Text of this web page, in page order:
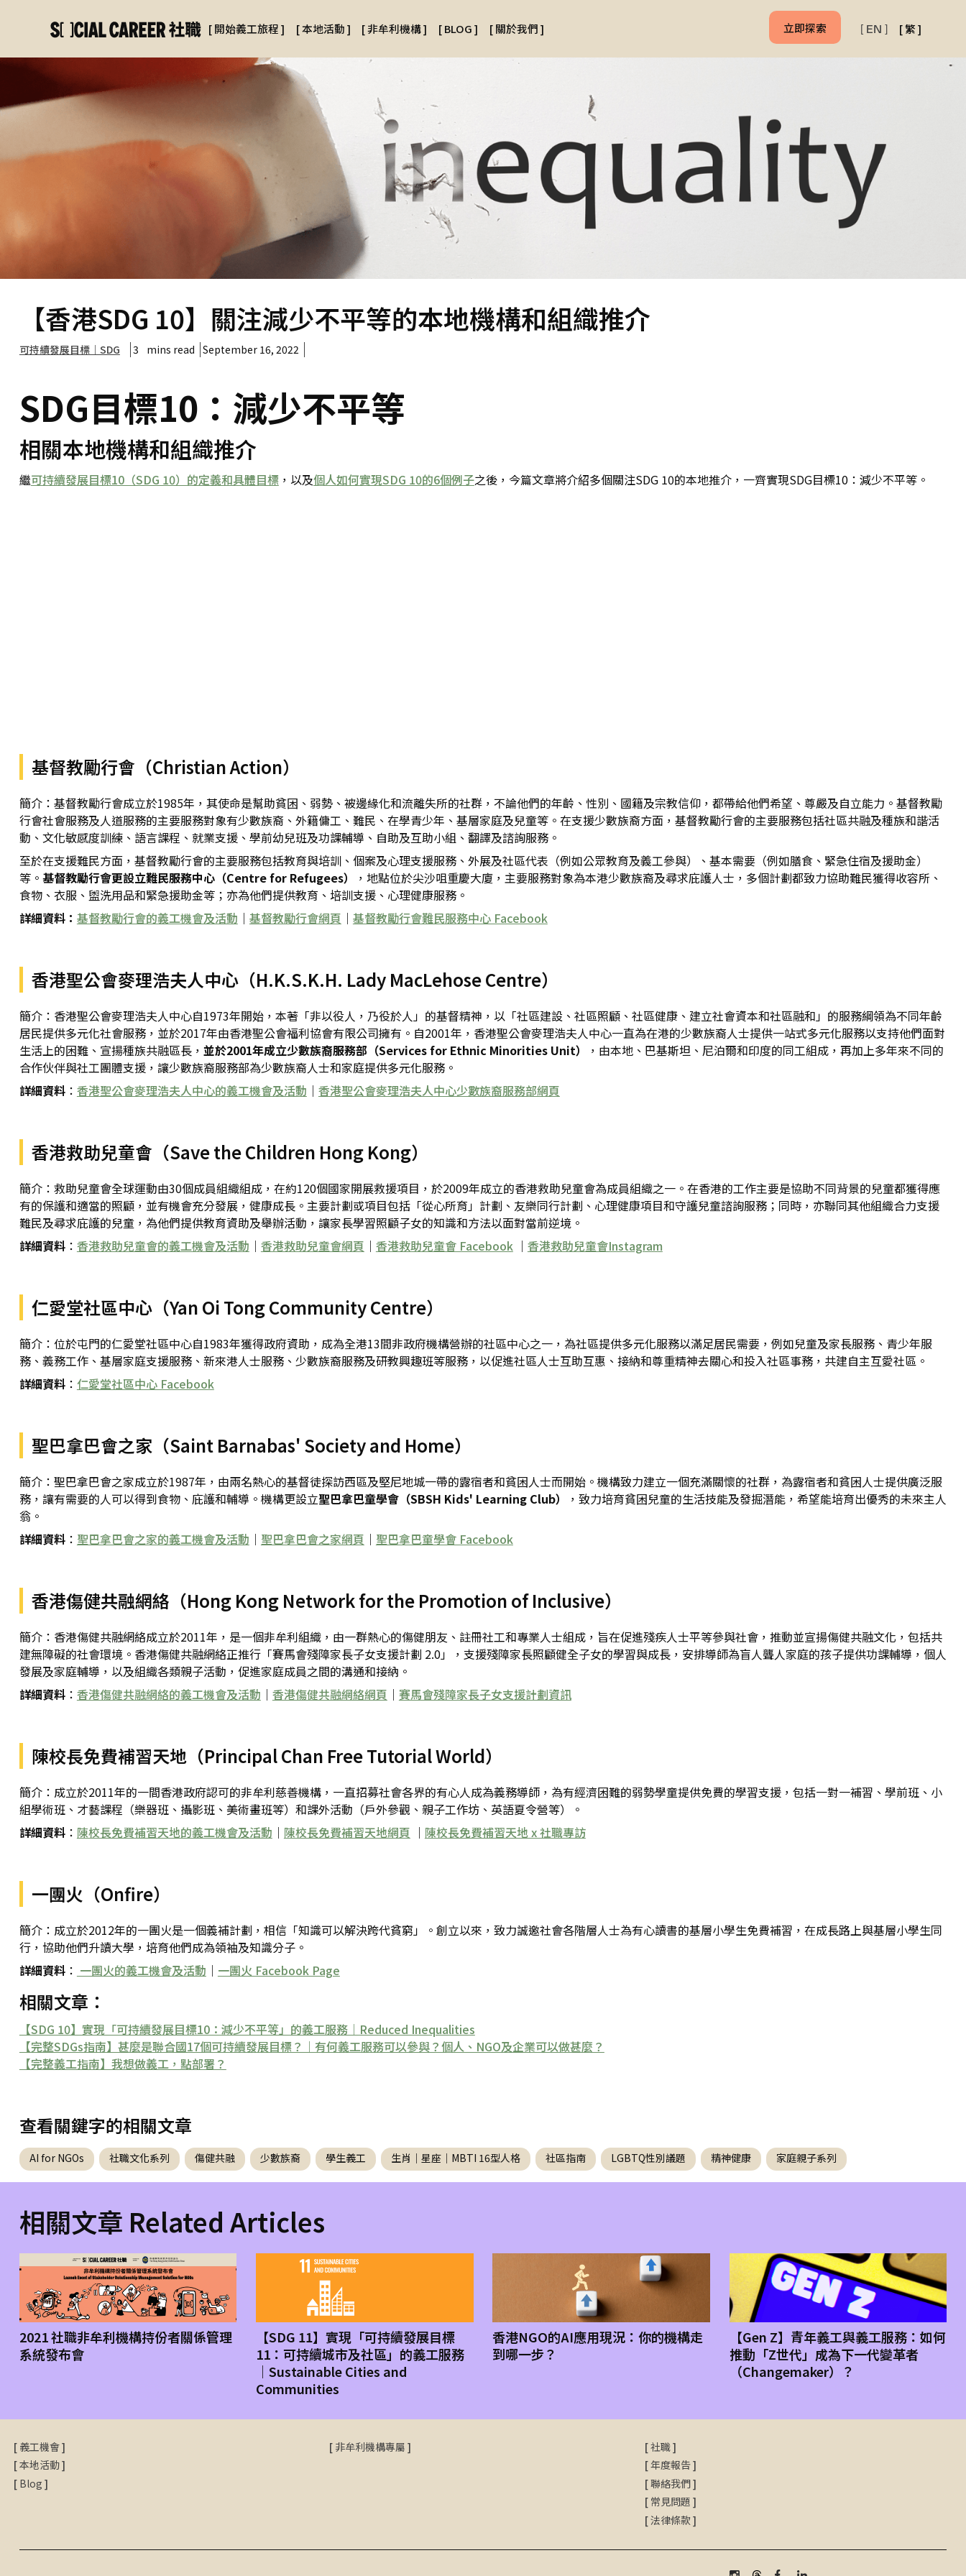
[開始義工旅程] [本地活動] [非牟利機構] [BLOG] [關於我們] 立即探索 [ EN ] [繁]
【香港SDG 10】關注減少不平等的本地機構和組織推介
可持續發展目標｜SDG 3 mins read September 16, 2022
SDG目標10：減少不平等
相關本地機構和組織推介
繼可持續發展目標10（SDG 10）的定義和具體目標，以及個人如何實現SDG 10的6個例子之後，今篇文章將介紹多個關注SDG 10的本地推介，一齊實現SDG目標10：減少不平等。
基督教勵行會（Christian Action）
簡介：基督教勵行會成立於1985年，其使命是幫助貧困、弱勢、被邊緣化和流離失所的社群，不論他們的年齡、性別、國籍及宗教信仰，都帶給他們希望、尊嚴及自立能力。基督教勵
行會社會服務及人道服務的主要服務對象有少數族裔、外籍傭工、難民、在學青少年、基層家庭及兒童等。在支援少數族裔方面，基督教勵行會的主要服務包括社區共融及種族和諧活
動、文化敏感度訓練、語言課程、就業支援、學前幼兒班及功課輔導、自助及互助小組、翻譯及諮詢服務。
至於在支援難民方面，基督教勵行會的主要服務包括教育與培訓、個案及心理支援服務、外展及社區代表（例如公眾教育及義工參與）、基本需要（例如膳食、緊急住宿及援助金）
等。 基督教勵行會更設立難民服務中心（Centre for Refugees）
，地點位於尖沙咀重慶大廈，主要服務對象為本港少數族裔及尋求庇護人士，多個計劃都致力協助難民獲得收容所、
食物、衣服、盥洗用品和緊急援助金等；亦為他們提供教育、培訓支援、心理健康服務。
詳細資料： 基督教勵行會的義工機會及活動 ｜ 基督教勵行會網頁 ｜ 基督教勵行會難民服務中心 Facebook
香港聖公會麥理浩夫人中心（H.K.S.K.H. Lady MacLehose Centre）
簡介：香港聖公會麥理浩夫人中心自1973年開始，本著「非以役人，乃役於人」的基督精神，以「社區建設、社區照顧、社區健康、建立社會資本和社區融和」的服務綱領為不同年齡
居民提供多元化社會服務，並於2017年由香港聖公會福利協會有限公司擁有。自2001年，香港聖公會麥理浩夫人中心一直為在港的少數族裔人士提供一站式多元化服務以支持他們面對
生活上的困難、宣揚種族共融區長， 並於2001年成立少數族裔服務部（Services for Ethnic Minorities Unit）
，由本地、巴基斯坦、尼泊爾和印度的同工組成，再加上多年來不同的
合作伙伴與社工團體支援，讓少數族裔服務部為少數族裔人士和家庭提供多元化服務。
詳細資料： 香港聖公會麥理浩夫人中心的義工機會及活動 ｜ 香港聖公會麥理浩夫人中心少數族裔服務部網頁
香港救助兒童會（Save the Children Hong Kong）
簡介：救助兒童會全球運動由30個成員組織組成，在約120個國家開展救援項目，於2009年成立的香港救助兒童會為成員組織之一。在香港的工作主要是協助不同背景的兒童都獲得應
有的保護和適當的照顧，並有機會充分發展，健康成長。主要計劃或項目包括「從心所育」計劃、友樂同行計劃、心理健康項目和守護兒童諮詢服務；同時，亦聯同其他組織合力支援
難民及尋求庇護的兒童，為他們提供教育資助及舉辦活動，讓家長學習照顧子女的知識和方法以面對當前逆境。
詳細資料： 香港救助兒童會的義工機會及活動 ｜ 香港救助兒童會網頁 ｜ 香港救助兒童會 Facebook｜ 香港救助兒童會Instagram
仁愛堂社區中心（Yan Oi Tong Community Centre）
簡介：位於屯門的仁愛堂社區中心自1983年獲得政府資助，成為全港13間非政府機構營辦的社區中心之一，為社區提供多元化服務以滿足居民需要，例如兒童及家長服務、青少年服
務、義務工作、基層家庭支援服務、新來港人士服務、少數族裔服務及研教興趣班等服務，以促進社區人士互助互惠、接納和尊重精神去關心和投入社區事務，共建自主互愛社區。
詳細資料： 仁愛堂社區中心 Facebook
聖巴拿巴會之家（Saint Barnabas' Society and Home）
簡介：聖巴拿巴會之家成立於1987年，由兩名熱心的基督徒探訪西區及堅尼地城一帶的露宿者和貧困人士而開始。機構致力建立一個充滿關懷的社群，為露宿者和貧困人士提供廣泛服
務，讓有需要的人可以得到食物、庇護和輔導。機構更設立聖巴拿巴童學會（SBSH Kids' Learning Club）
，致力培育貧困兒童的生活技能及發掘潛能，希望能培育出優秀的未來主人
翁。
詳細資料： 聖巴拿巴會之家的義工機會及活動 ｜ 聖巴拿巴會之家網頁 ｜ 聖巴拿巴童學會 Facebook
香港傷健共融網絡（Hong Kong Network for the Promotion of Inclusive）
簡介：香港傷健共融網絡成立於2011年，是一個非牟利組織，由一群熱心的傷健朋友、註冊社工和專業人士組成，旨在促進殘疾人士平等參與社會，推動並宣揚傷健共融文化，包括共
建無障礙的社會環境。香港傷健共融網絡正推行「賽馬會殘障家長子女支援計劃 2.0」，支援殘障家長照顧健全子女的學習與成長，安排導師為盲人聾人家庭的孩子提供功課輔導，個人
發展及家庭輔導，以及組織各類親子活動，促進家庭成員之間的溝通和接納。
詳細資料： 香港傷健共融網絡的義工機會及活動 ｜ 香港傷健共融網絡網頁 ｜ 賽馬會殘障家長子女支援計劃資訊
陳校長免費補習天地（Principal Chan Free Tutorial World）
簡介：成立於2011年的一間香港政府認可的非牟利慈善機構，一直招募社會各界的有心人成為義務導師，為有經濟困難的弱勢學童提供免費的學習支援，包括一對一補習、學前班、小
組學術班、才藝課程（樂器班、攝影班、美術畫班等）和課外活動（戶外參觀、親子工作坊、英語夏令營等）。
詳細資料： 陳校長免費補習天地的義工機會及活動 ｜ 陳校長免費補習天地網頁 ｜ 陳校長免費補習天地 x 社職專訪
一團火（Onfire）
簡介：成立於2012年的一團火是一個義補計劃，相信「知識可以解決跨代貧窮」。創立以來，致力誠邀社會各階層人士為有心讀書的基層小學生免費補習，在成長路上與基層小學生同
行，協助他們升讀大學，培育他們成為領袖及知識分子。
詳細資料： 一團火的義工機會及活動 ｜ 一團火 Facebook Page
相關文章：
【SDG 10】實現「可持續發展目標10：減少不平等」的義工服務｜Reduced Inequalities
【完整SDGs指南】甚麼是聯合國17個可持續發展目標？｜有何義工服務可以參與？個人、NGO及企業可以做甚麼？
【完整義工指南】我想做義工，點部署？
查看關鍵字的相關文章
AI for NGOs 社職文化系列 傷健共融 少數族裔 學生義工 生肖｜星座｜MBTI 16型人格 社區指南 LGBTQ性別議題 精神健康 家庭親子系列
相關文章 Related Articles
2021 社職非牟利機構持份者關係管理
系統發布會
【SDG 11】實現「可持續發展目標
11：可持續城市及社區」的義工服務
｜Sustainable Cities and
Communities
香港NGO的AI應用現況：你的機構走
到哪一步？
【Gen Z】青年義工與義工服務：如何
推動「Z世代」成為下一代變革者
（Changemaker）？
[ 義工機會]
[本地活動]
[ Blog]
[ 非牟利機構專屬] [社職]
[年度報告]
[聯絡我們]
[ 常見問題]
[法律條款]